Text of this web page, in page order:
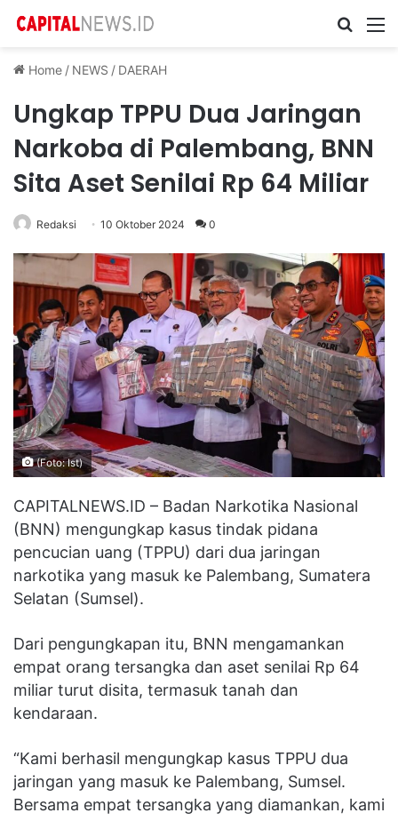
Cari ...
Home / NEWS / DAERAH
Ungkap TPPU Dua Jaringan
Narkoba di Palembang, BNN
Sita Aset Senilai Rp 64 Miliar
Redaksi 10 Oktober 2024 0
(Foto: Ist)
CAPITALNEWS.ID – Badan Narkotika Nasional
(BNN) mengungkap kasus tindak pidana
pencucian uang (TPPU) dari dua jaringan
narkotika yang masuk ke Palembang, Sumatera
Selatan (Sumsel).
Dari pengungkapan itu, BNN mengamankan
empat orang tersangka dan aset senilai Rp 64
miliar turut disita, termasuk tanah dan
kendaraan.
“Kami berhasil mengungkap kasus TPPU dua
jaringan yang masuk ke Palembang, Sumsel.
Bersama empat tersangka yang diamankan, kami